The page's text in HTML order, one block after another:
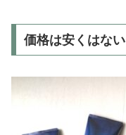
価格は安くはない